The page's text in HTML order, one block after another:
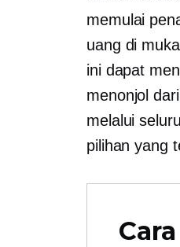
memulai
uang di
ini dapat
menonjol
melalui
pilihan yang